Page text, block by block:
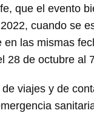
que el evento
cuando se
en las mismas
28 de octubre al
viajes y de